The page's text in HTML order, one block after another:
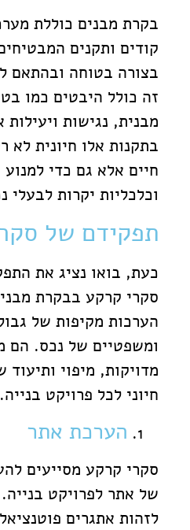
בקרת מבנים כוללת
קודים ותקנים
בצורה בטוחה ובהתאם
זה כולל היבטים כמו
מבנית, נגישות
בתקנות אלו חיונית לא
חיים אלא גם כדי
וכלכליות יקרות לבעלי
תפקידם של
כעת, בואו נציג את
סקרי קרקע בבקרת
הערכות מקיפות של
ומשפטיים של נכס. הם
מדויקות, מיפוי
חיוני לכל פרויקט בנייה.
הערכת אתר
סקרי קרקע מסייעים
של אתר לפרויקט בנייה.
לזהות אתגרים